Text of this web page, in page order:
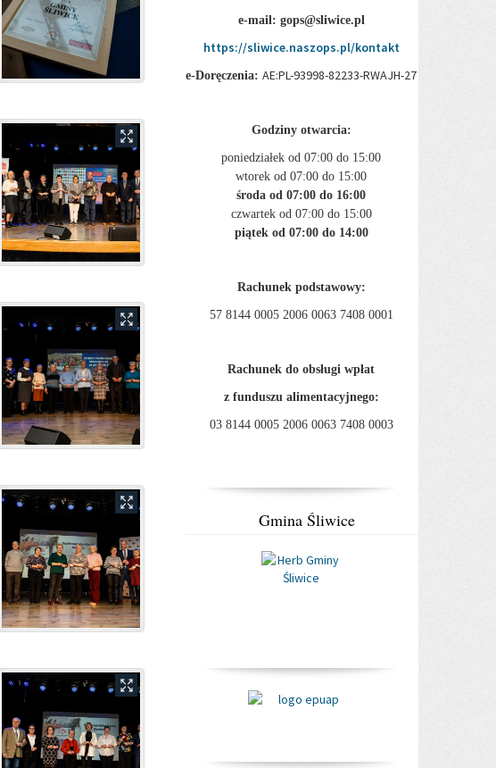
e-mail: gops@sliwice.pl
https://sliwice.naszops.pl/kontakt
e-Doręczenia:AE:PL-93998-82233-RWAJH-27
Godziny otwarcia:
poniedziałek od 07:00 do 15:00
wtorek od 07:00 do 15:00
środa od 07:00 do 16:00
czwartek od 07:00 do 15:00
piątek od 07:00 do 14:00
Rachunek podstawowy:
57 8144 0005 2006 0063 7408 0001
Rachunek do obsługi wpłat
z funduszu alimentacyjnego:
03 8144 0005 2006 0063 7408 0003
Gmina Śliwice